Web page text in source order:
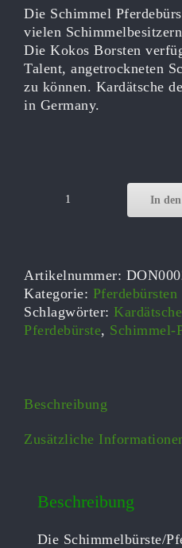
Die Schimmel
vielen
Die Kokos Borsten
Talent, angetrockneten
zu können. Kardätsche
in Germany.
Menge
In
Artikelnummer:
Kategorie: Pferdebürsten
Schlagwörter: Kardätsche
Pferdebürste, Schimmel-
Beschreibung
Zusätzliche
Beschreibung
Die Schimmelbürste/